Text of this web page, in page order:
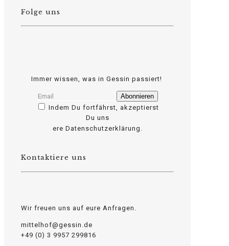
Folge uns
Immer wissen, was in Gessin passiert!
Indem Du fortfährst, akzeptierst
Du uns
osteopathe-nyon-cabinet-monney
ere Datenschutzerklärung.
Kontaktiere uns
Wir freuen uns auf eure Anfragen.
mittelhof@gessin.de
+49 (0) 3 9957 299816